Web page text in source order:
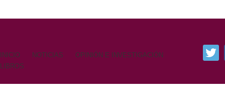
INICIO NOTICIAS
OPINIÓN E INVESTIGACIÓN
LIBROS